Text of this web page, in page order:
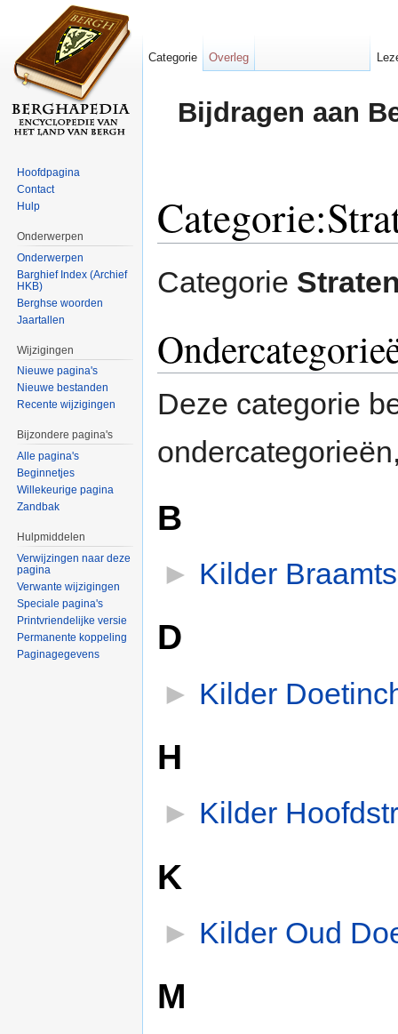
Bijdragen aan
Categorie
Deze categorie
B
► Kilder
D
► Kilder
H
► Kilder
K
► Kilder Oud
M
Categorie Overleg
Hoofdpagina
Contact
Hulp
Onderwerpen
Onderwerpen
Barghief Index (Archief
HKB)
Berghse woorden
Jaartallen
Wijzigingen
Nieuwe pagina's
Nieuwe bestanden
Recente wijzigingen
Bijzondere pagina's
Alle pagina's
Beginnetjes
Willekeurige pagina
Zandbak
Hulpmiddelen
Verwijzingen naar deze
pagina
Verwante wijzigingen
Speciale pagina's
Printvriendelijke versie
Permanente koppeling
Paginagegevens